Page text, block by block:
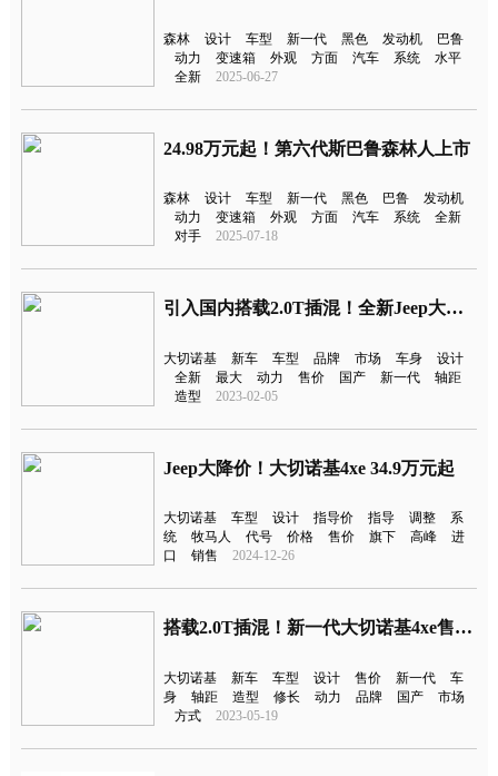
森林 设计 车型 新一代 黑色 发动机
巴鲁
动力
变速箱 外观 方面 汽车 系统
水平
全新
2025-06-27
24.98万元起！第六代斯巴鲁森林人上市
森林 设计 车型 新一代 黑色 巴鲁
发动机
动力
变速箱 外观 方面 汽车 系统
全新
对手
2025-07-18
引入国内搭载2.0T插混！全新Jeep大切诺基4xe发布
大切诺基 新车 车型 品牌 市场 车身
设计
全新
最大 动力 售价 国产 新一代
轴距
造型
2023-02-05
Jeep大降价！大切诺基4xe 34.9万元起
大切诺基 车型 设计 指导价 指导 调整
系
统
牧马人 代号 价格 售价 旗下 高峰
进
口
销售 2024-12-26
搭载2.0T插混！新一代大切诺基4xe售64.99万元起
大切诺基 新车 车型 设计 售价 新一代
车
身
轴距 造型 修长 动力 品牌 国产
市场
方式
2023-05-19